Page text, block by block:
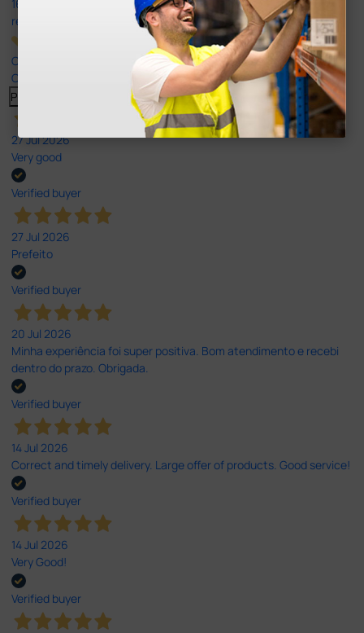
165
reviews
Our 4 and 5 star reviews.
Click here to read them all >
Previous
27 Jul 2026
Very good
Verified buyer
27 Jul 2026
Prefeito
Verified buyer
20 Jul 2026
Minha experiência foi super positiva. Bom atendimento e recebi
dentro do prazo. Obrigada.
Verified buyer
14 Jul 2026
Correct and timely delivery. Large offer of products. Good service!
Verified buyer
14 Jul 2026
Very Good!
Verified buyer